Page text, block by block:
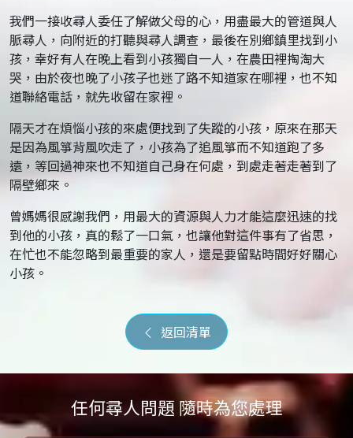
我們一接收尋人委任了解做父母的心，用盡最大的管道與人
脈尋人，向附近的打聽與尋人調查，最後在別鄉鎮里找到小
孩，幸好有人在晚上看到小孩獨自一人，在農田裡掏淘大
哭，由於夜也晚了小孩子也迷了路不知道家在哪裡，也不知
道聯絡電話，就先收留在家裡。
隔天才在煩惱小孩的來處便找到了失蹤的小孩，原來在那天
是因為風箏背風吹走了，小孩為了追風箏而不知道跑了多
遠，等回過神來也不知道自己身在何處，到處走著走著到了
隔壁鄉來。
曾媽媽很感謝我們，用最大的資源與人力才能這麼迅速的找
到他的小孩，真的鬆了一口氣，也讓他對這件事有了省思，
在忙也不能忽略到最重要的家人，還是要留點時間好好關心
小孩。
返回清單
任何尋人問題 隨時為您處理